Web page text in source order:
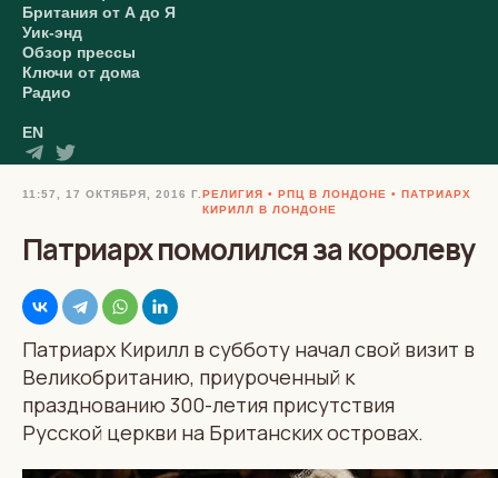
Британия от А до Я
Уик-энд
Обзор прессы
Ключи от дома
Радио
EN
11:57, 17 ОКТЯБРЯ, 2016 Г. РЕЛИГИЯ РПЦ В ЛОНДОНЕ
ПАТРИАРХ
КИРИЛЛ В ЛОНДОНЕ
Патриарх помолился за королеву
Патриарх Кирилл в субботу начал свой визит в
Великобританию, приуроченный к
празднованию 300-летия присутствия
Русской церкви на Британских островах.